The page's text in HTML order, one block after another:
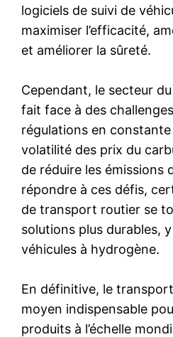
logiciels de suivi de
maximiser l’efficacité,
et améliorer la sûreté.
Cependant, le secteur
fait face à des
régulations en
volatilité des prix du
de réduire les émissions
répondre à ces défis,
de transport routier se
solutions plus durables,
véhicules à hydrogène.
En définitive, le
moyen indispensable
produits à l’échelle